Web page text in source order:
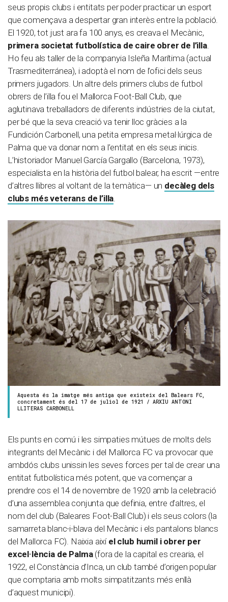
seus propis clubs i entitats per poder practicar un esport
que començava a despertar gran interès entre la població.
El 1920, tot just ara fa 100 anys, es creava el Mecànic,
primera societat futbolística de caire obrer de l’illa.
Ho feu als taller de la companyia Isleña Marítima (actual
Trasmediterránea), i adoptà el nom de l’ofici dels seus
primers jugadors. Un altre dels primers clubs de futbol
obrers de l’illa fou el Mallorca Foot-Ball Club, que
aglutinava treballadors de diferents indústries de la ciutat,
per bé que la seva creació va tenir lloc gràcies a la
Fundición Carbonell, una petita empresa metal·lúrgica de
Palma que va donar nom a l’entitat en els seus inicis.
L’historiador Manuel García Gargallo (Barcelona, 1973),
especialista en la història del futbol balear, ha escrit —entre
d’altres llibres al voltant de la temàtica— un decàleg dels
clubs més veterans de l’illa
Aquesta és la imatge més antiga que existeix del Balears FC,
concretament és del 17 de juliol de 1921 / ARXIU ANTONI
LLITERAS CARBONELL
Els punts en comú i les simpaties mútues de molts dels
integrants del Mecànic i del Mallorca FC va provocar que
ambdós clubs unissin les seves forces per tal de crear una
entitat futbolística més potent, que va començar a
prendre cos el 14 de novembre de 1920 amb la celebració
d’una assemblea conjunta que definia, entre d’altres, el
nom del club (Baleares Foot-Ball Club) i els seus colors (la
samarreta blanc-i-blava del Mecànic i els pantalons blancs
del Mallorca FC). Naixia així el club humil i obrer per
excel·lència de Palma(fora de la capital es crearia, el
1922, el Constància d’Inca, un club també d’origen popular
que comptaria amb molts simpatitzants més enllà
d’aquest municipi).